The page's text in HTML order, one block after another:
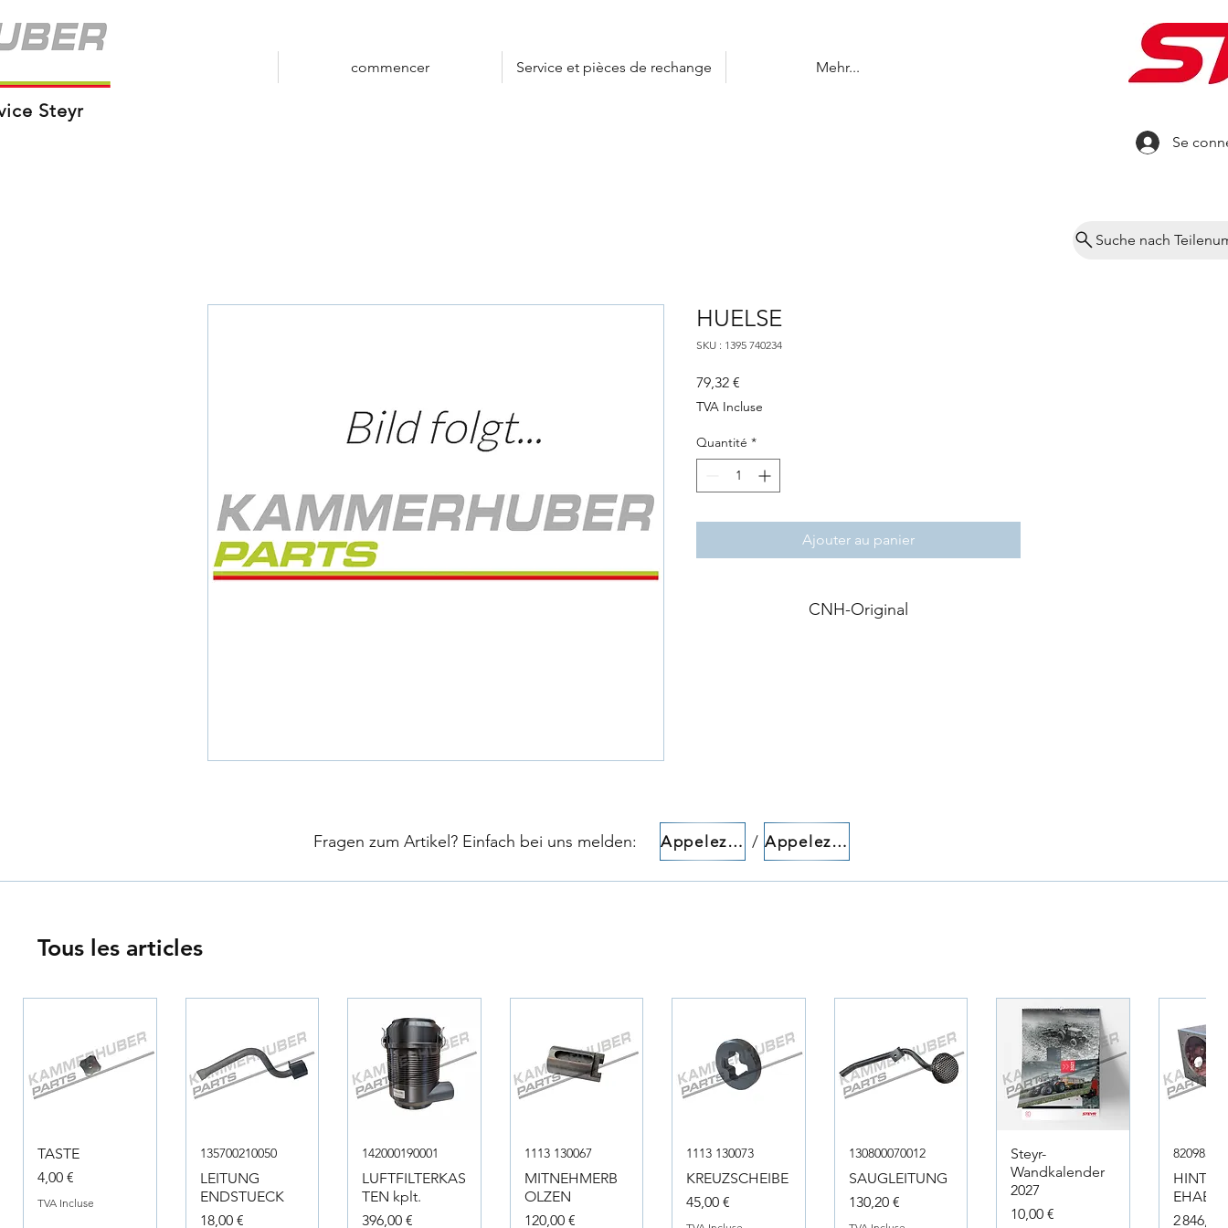
Steyr
commencer Service et pièces de rechange Mehr...
Se
HUELSE
SKU : 1395 740234
79,32 €
TVA Incluse
Quantité *
Ajouter au panier
CNH-Original
Suche nach
Fragen zum Artikel? Einfach bei uns melden:​​ Appelez-nous! / Appelez-nous!
Tous les articles
TASTE
Prix
4,00 €
TVA Incluse
135700210050
LEITUNG
ENDSTUECK
Prix
18,00 €
142000190001
LUFTFILTERKAS
TEN kplt.
Prix
396,00 €
1113 130067
MITNEHMERB
OLZEN
Prix
120,00 €
1113 130073
KREUZSCHEIBE
Prix
45,00 €
130800070012
SAUGLEITUNG
Prix
130,20 €
Steyr-
Wandkalender
2027
Prix
10,00 €
Prix
2 846,40